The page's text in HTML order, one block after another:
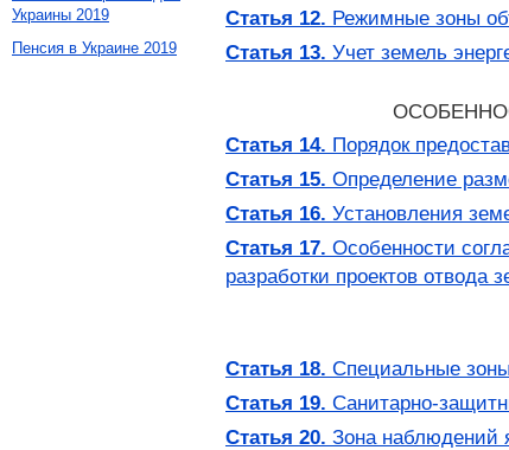
Статья 12. Режимные зоны
Статья 13. Учет земель
Статья 14. Порядок
Статья 15. Определение
Статья 16. Установления
Статья 17. Особенности
разработки проектов отвода
Статья 18. Специальные зоны
Статья 19. Санитарно-
Статья 20. Зона наблюдений
Украины 2019
Пенсия в Украине 2019